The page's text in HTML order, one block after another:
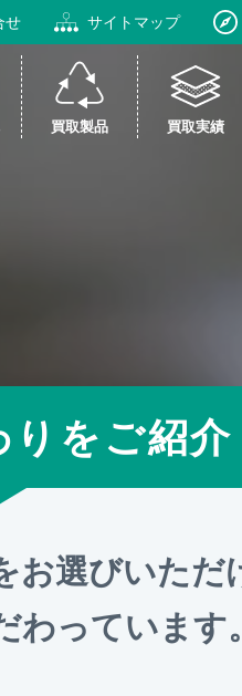
せ サイトマップ
買取製品 買取実績
りをご紹介
選びいただ
っています。